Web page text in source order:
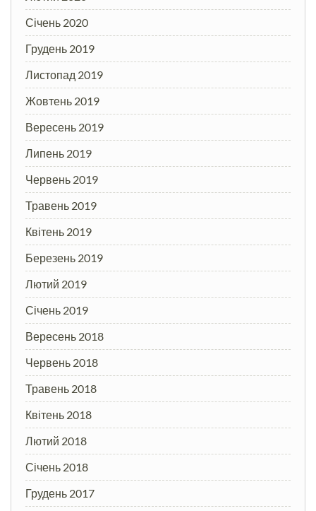
Січень 2020
Грудень 2019
Листопад 2019
Жовтень 2019
Вересень 2019
Липень 2019
Червень 2019
Травень 2019
Квітень 2019
Березень 2019
Лютий 2019
Січень 2019
Вересень 2018
Червень 2018
Травень 2018
Квітень 2018
Лютий 2018
Січень 2018
Грудень 2017